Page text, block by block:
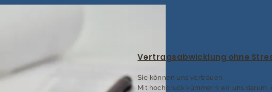
Vertragsabwicklung ohne
Sie können uns vertrauen.
Mit hochdruck kümmern wir uns darum,